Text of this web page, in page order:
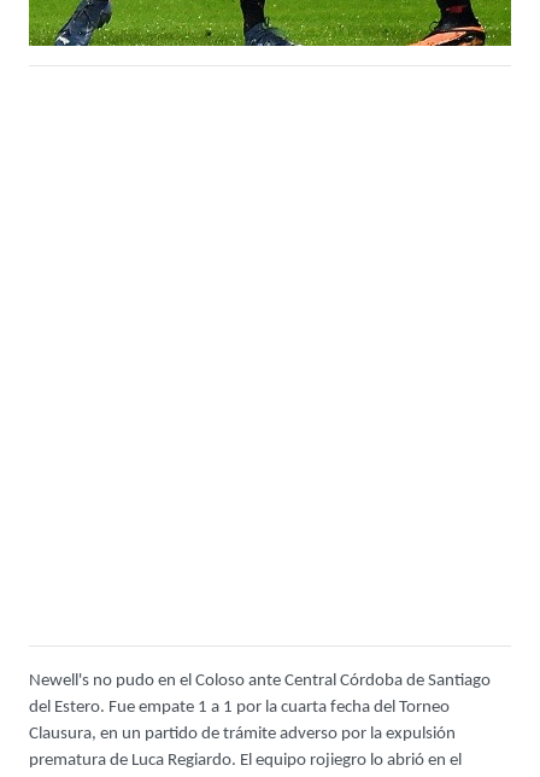
Newell's no pudo en el Coloso ante Central Córdoba de Santiago
del Estero. Fue empate 1 a 1 por la cuarta fecha del Torneo
Clausura, en un partido de trámite adverso por la expulsión
prematura de Luca Regiardo. El equipo rojiegro lo abrió en el